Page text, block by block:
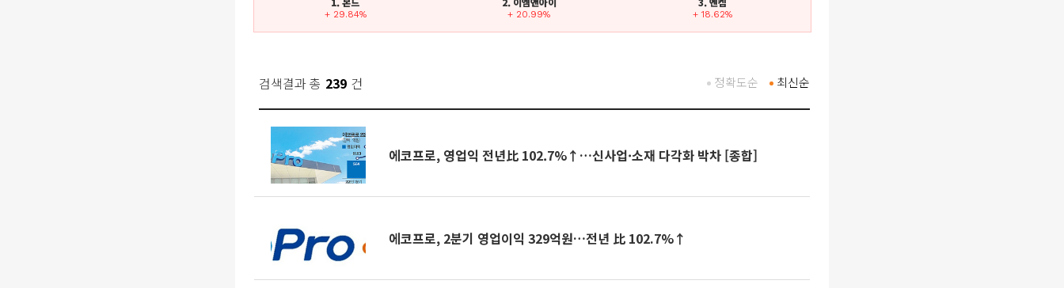
+ 29.84% + 20.99% + 18.62%
검색결과 총 239 건 최신순
정확도순
에코프로, 영업익 전년比 102.7%↑…신사업·소재 다각화 박차 [종합]
에코프로, 2분기 영업이익 329억원…전년 比 102.7%↑